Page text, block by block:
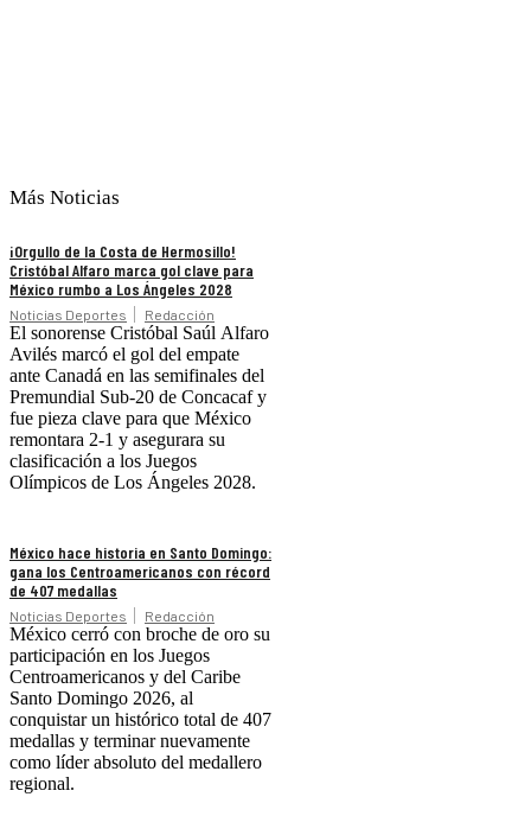
Más Noticias
¡Orgullo de la Costa de Hermosillo!
Cristóbal Alfaro marca gol clave para
México rumbo a Los Ángeles 2028
Noticias Deportes Redacción
El sonorense Cristóbal Saúl Alfaro
Avilés marcó el gol del empate
ante Canadá en las semifinales del
Premundial Sub-20 de Concacaf y
fue pieza clave para que México
remontara 2-1 y asegurara su
clasificación a los Juegos
Olímpicos de Los Ángeles 2028.
México hace historia en Santo Domingo:
gana los Centroamericanos con récord
de 407 medallas
Noticias Deportes Redacción
México cerró con broche de oro su
participación en los Juegos
Centroamericanos y del Caribe
Santo Domingo 2026, al
conquistar un histórico total de 407
medallas y terminar nuevamente
como líder absoluto del medallero
regional.